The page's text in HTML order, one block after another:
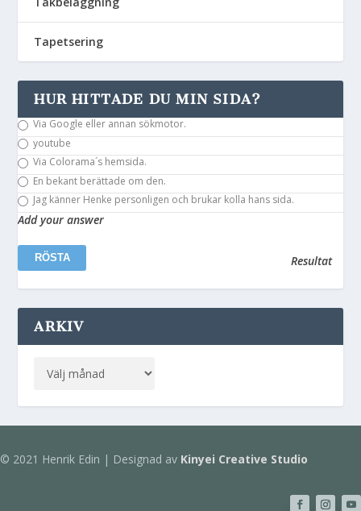
Tapetsering
HUR HITTADE DU MIN SIDA?
Via Google eller annan sökmotor.
youtube
Via Colorama´s hemsida.
En bekant berättade om den.
Jag känner Henke personligen och brukar kolla hans sida.
Add your answer
Resultat
ARKIV
© 2021 Henrik Edin | Designad av Kinyei Creative Studio